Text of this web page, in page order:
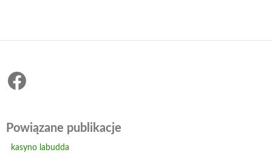
Facebook
Powiązane publikacje
kasyno labudda